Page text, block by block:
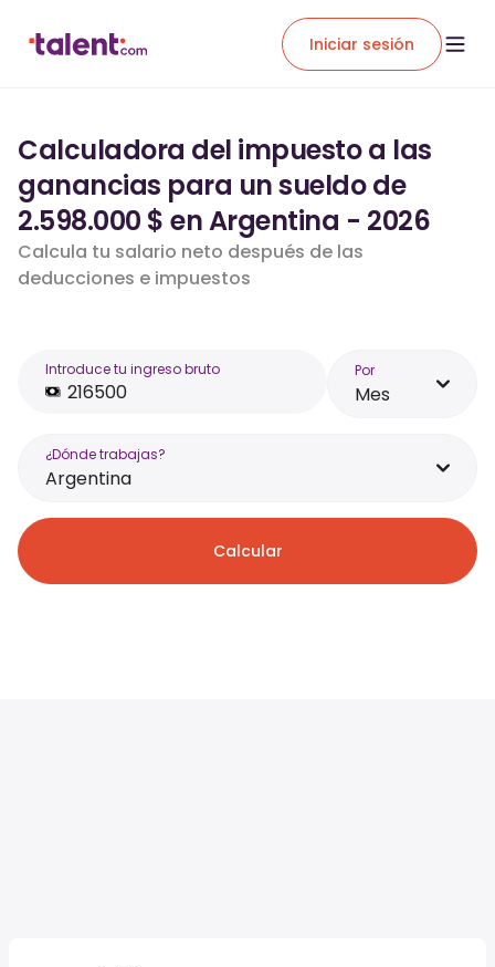
Iniciar sesión
Calculadora del impuesto a las
ganancias para un sueldo de
2.598.000 $ en Argentina - 2026
Calcula tu salario neto después de las
deducciones e impuestos
Introduce tu ingreso bruto Por
Mes
¿Dónde trabajas?
Argentina
Calcular